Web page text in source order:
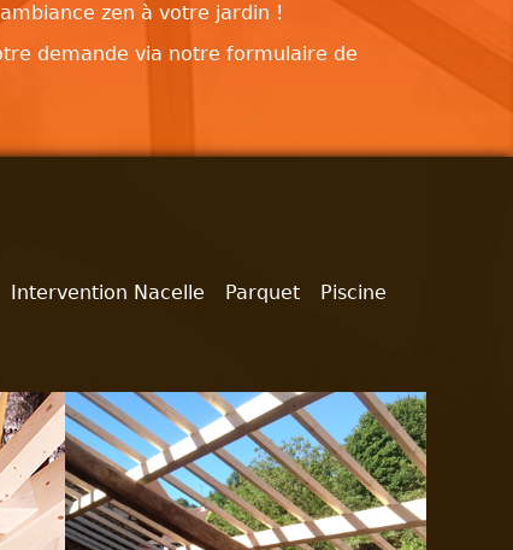
zen à votre jardin !
demande via notre formulaire de
Intervention Nacelle Parquet
Piscine